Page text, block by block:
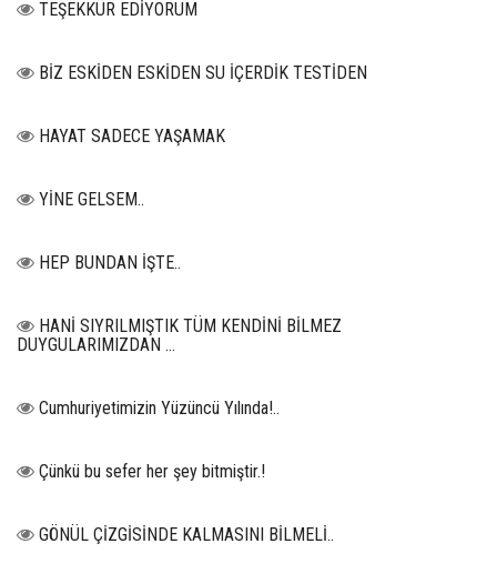
TEŞEKKÜR EDİYORUM
BİZ ESKİDEN ESKİDEN SU İÇERDİK TESTİDEN
HAYAT SADECE YAŞAMAK
YİNE GELSEM..
HEP BUNDAN İŞTE..
HANİ SIYRILMIŞTIK TÜM KENDİNİ BİLMEZ
DUYGULARIMIZDAN …
Cumhuriyetimizin Yüzüncü Yılında!..
Çünkü bu sefer her şey bitmiştir.!
GÖNÜL ÇİZGİSİNDE KALMASINI BİLMELİ..